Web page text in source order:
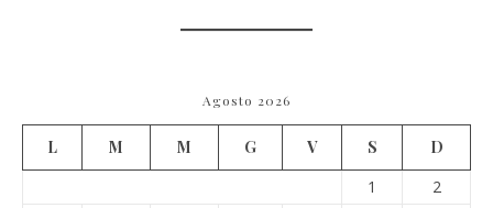
Agosto 2026
L M M G V S
D
1
2